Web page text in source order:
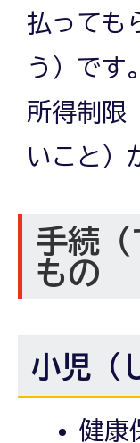
払っても
う）です。
所得制限
いこと）
手続
もの
小児（
健康